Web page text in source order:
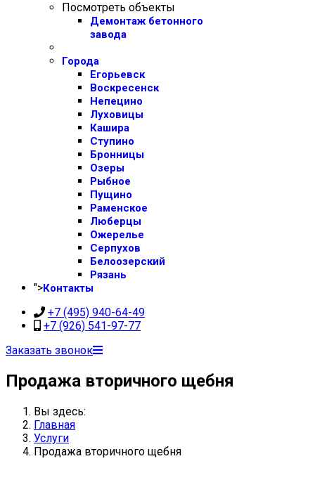
Посмотреть объекты
Демонтаж бетонного
завода
Города
Егорьевск
Воскресенск
Непецино
Луховицы
Кашира
Ступино
Бронницы
Озеры
Рыбное
Пущино
Раменское
Люберцы
Ожерелье
Серпухов
Белоозерский
Рязань
">Контакты
+7 (495) 940-64-49
+7 (926) 541-97-77
Заказать звонок
Продажа вторичного щебня
Вы здесь:
Главная
Услуги
Продажа вторичного щебня